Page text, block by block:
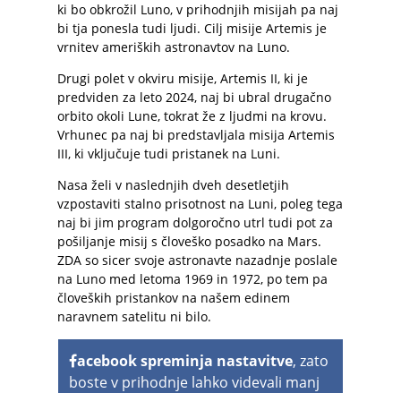
ki bo obkrožil Luno, v prihodnjih misijah pa naj
bi tja ponesla tudi ljudi. Cilj misije Artemis je
vrnitev ameriških astronavtov na Luno.
Drugi polet v okviru misije, Artemis II, ki je
predviden za leto 2024, naj bi ubral drugačno
orbito okoli Lune, tokrat že z ljudmi na krovu.
Vrhunec pa naj bi predstavljala misija Artemis
III, ki vključuje tudi pristanek na Luni.
Nasa želi v naslednjih dveh desetletjih
vzpostaviti stalno prisotnost na Luni, poleg tega
naj bi jim program dolgoročno utrl tudi pot za
pošiljanje misij s človeško posadko na Mars.
ZDA so sicer svoje astronavte nazadnje poslale
na Luno med letoma 1969 in 1972, po tem pa
človeških pristankov na našem edinem
naravnem satelitu ni bilo.
acebook spreminja nastavitve, zato
boste v prihodnje lahko videvali manj